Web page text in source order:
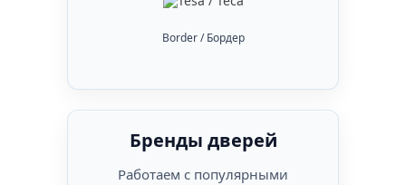
Border / Бордер
Бренды дверей
Работаем с популярными